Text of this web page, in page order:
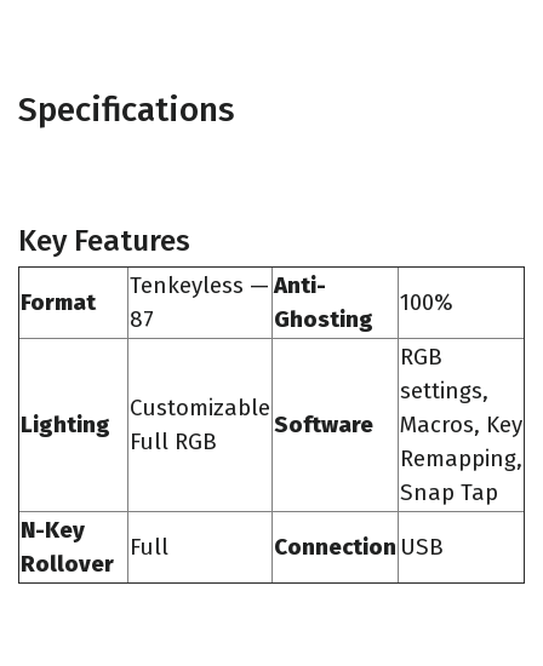
Specifications
Key Features
Format
Tenkeyless —
87
Anti-
Ghosting
100%
Lighting
Customizable
Full RGB
Software
RGB
settings,
Macros, Key
Remapping,
Snap Tap
N-Key
Rollover
Full Connection USB